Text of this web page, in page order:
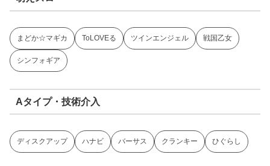
まどか☆マギカ ToLOVEる ツインエンジェル 戦国乙女
シンフォギア
Aタイプ・技術介入
ディスクアップ ハナビ バーサス クランキー ひぐらし